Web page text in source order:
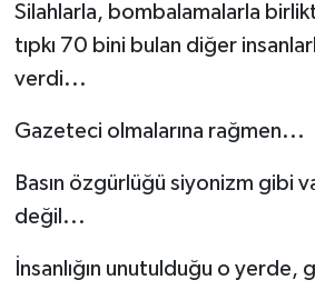
Silahlarla, bombalamalarla
tıpkı 70 bini bulan diğer
verdi...
Gazeteci olmalarına rağmen...
Basın özgürlüğü siyonizm gibi
değil...
İnsanlığın unutulduğu o yerde,